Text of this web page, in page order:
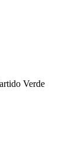
Verde